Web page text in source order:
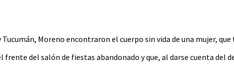
Moreno encontraron el cuerpo sin vida de una mujer,
del salón de fiestas abandonado y que, al darse cuenta del